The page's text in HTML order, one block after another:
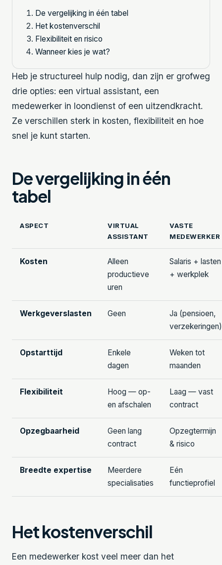
De vergelijking in één tabel
Het kostenverschil
Flexibiliteit en risico
Wanneer kies je wat?
Heb je structureel hulp nodig, dan zijn er grofweg
drie opties: een virtual assistant, een
medewerker in loondienst of een uitzendkracht.
Ze verschillen sterk in kosten, flexibiliteit en hoe
snel je kunt starten.
De vergelijking in één
tabel
ASPECT
VIRTUAL
ASSISTANT
VASTE
MEDEWERKER
Kosten
Alleen
productieve
uren
Salaris + lasten
+ werkplek
Werkgeverslasten Geen
Ja (pensioen,
verzekeringen)
Opstarttijd
Enkele
dagen
Weken tot
maanden
Flexibiliteit
Hoog — op-
en afschalen
Laag — vast
contract
Opzegbaarheid
Geen lang
contract
Opzegtermijn
& risico
Breedte expertise
Meerdere
specialisaties
Eén
functieprofiel
Het kostenverschil
Een medewerker kost veel meer dan het